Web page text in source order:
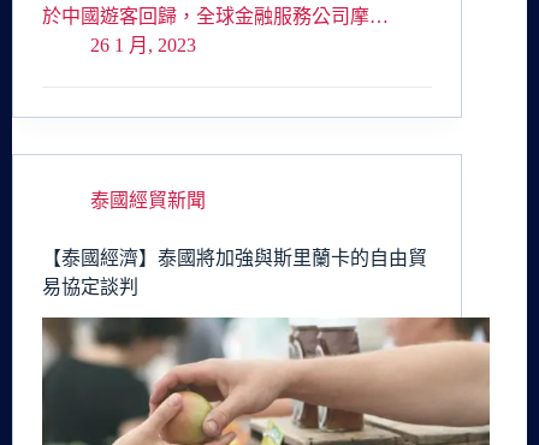
於中國遊客回歸，全球金融服務公司摩…
26 1 月, 2023
泰國經貿新聞
【泰國經濟】泰國將加強與斯里蘭卡的自由貿
易協定談判